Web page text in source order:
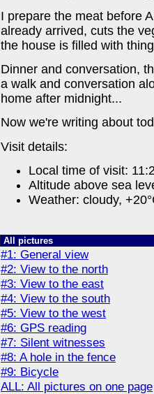
I prepare the meat before
already arrived, cuts the
the house is filled with
Dinner and conversation,
a walk and conversation
home after midnight...
Now we're writing about
Visit details:
Local time of visit:
Altitude above sea
Weather: cloudy,
All pictures
#1: General view
#2: View to the north
#3: View to the east
#4: View to the south
#5: View to the west
#6: GPS reading
#7: Silent witnesses
#8: A hole in the fence
#9: Bicycle
ALL: All pictures on one page